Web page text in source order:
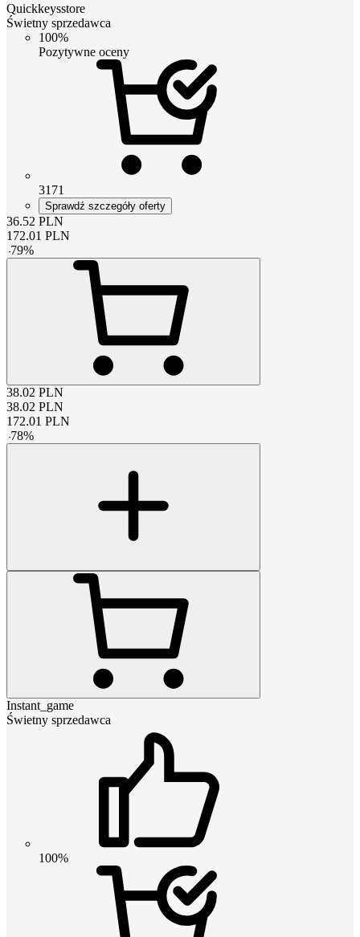
Quickkeysstore
Świetny sprzedawca
100%
Pozytywne oceny
3171
Sprawdź szczegóły oferty
36.52 PLN
172.01 PLN
-79%
38.02 PLN
38.02 PLN
172.01 PLN
-78%
Instant_game
Świetny sprzedawca
100%